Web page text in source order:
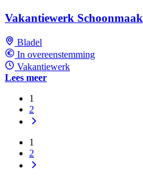
Vakantiewerk Schoonmaak
Bladel
In overeenstemming
Vakantiewerk
Lees meer
1
2
1
2